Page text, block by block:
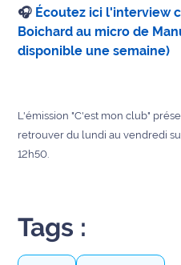
Qui
sommes
nous ?
Recrutement
Conditions
générales
d'utilisation du
🎧 Écoutez ici l'interview
Boichard au micro de
disponible une semaine)
L'émission "C'est mon club"
retrouver du lundi au vendredi
12h50.
Tags :